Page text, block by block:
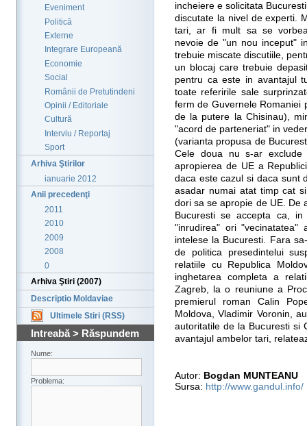
Eveniment
Politică
Externe
Integrare Europeană
Economie
Social
Românii de Pretutindeni
Opinii / Editoriale
Cultură
Interviu / Reportaj
Sport
Arhiva Ştirilor
ianuarie 2012
Anii precedenţi
2011
2010
2009
2008
0
Arhiva Ştiri (2007)
Descriptio Moldaviae
Ultimele Stiri (RSS)
Intreabă > Răspundem
Nume:
Problema:
incheiere e solicitata
discutate la nivel de experti.
tari, ar fi mult sa se
nevoie de "un nou inceput"
trebuie miscate discutiile,
un blocaj care trebuie
pentru ca este in avantajul
toate referirile sale
ferm de Guvernele Romaniei
de la putere la Chisinau),
"acord de parteneriat" in
(varianta propusa de
Cele doua nu s-ar
apropierea de UE a
daca este cazul si daca sunt
asadar numai atat timp cat
dori sa se apropie de UE. De
Bucuresti se accepta ca,
"inrudirea" ori
intelese la Bucuresti. Fara
de politica presedintelui
relatiile cu Republica
inghetarea completa a
Zagreb, la o reuniune a
premierul roman Calin
Moldova, Vladimir Voronin,
autoritatile de la Bucuresti si
avantajul ambelor tari,
Autor: Bogdan MUNTEANU
Sursa: http://www.gandul.info/